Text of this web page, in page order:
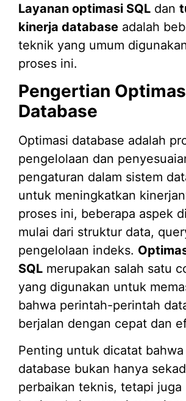
Layanan optimasi SQL dan
kinerja database adalah
teknik yang umum
proses ini.
Pengertian
Database
Optimasi database adalah
pengelolaan dan
pengaturan dalam sistem
untuk meningkatkan
proses ini, beberapa aspek
mulai dari struktur data,
pengelolaan indeks.
SQL merupakan salah satu
yang digunakan untuk
bahwa perintah-perintah
berjalan dengan cepat dan
Penting untuk dicatat
database bukan hanya
perbaikan teknis, tetapi juga